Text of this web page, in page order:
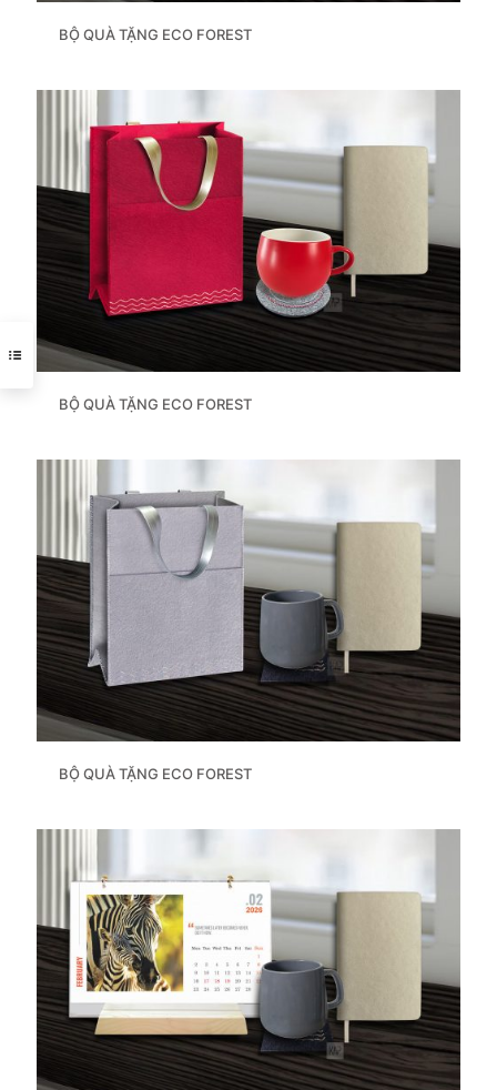
BỘ QUÀ TẶNG ECO FOREST
BỘ QUÀ TẶNG ECO FOREST
BỘ QUÀ TẶNG ECO FOREST